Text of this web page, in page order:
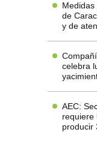
de
y de
celebra
AEC:
requiere
producir